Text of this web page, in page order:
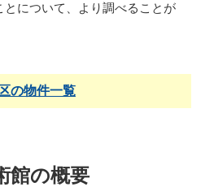
とについて、より調べることが
の物件一覧
館の概要